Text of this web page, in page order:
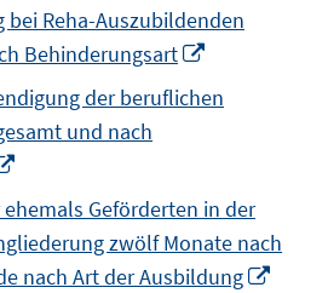
a
new
window
Reha-Auszubildenden
Behinderungsart
a
der beruflichen
und nach
a
new
window
Geförderten in der
zwölf Monate nach
nach Art der Ausbildung